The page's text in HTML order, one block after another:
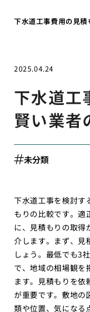
下水道工事費用の見
2025.04.24
下水道工
賢い業者
未分類
下水道工事を検討す
もりの比較です。適
に、見積もりの取得
介します。まず、見
しょう。最低でも3
で、地域の相場観を
ます。見積もりを依
が重要です。敷地の
類や位置、気になる